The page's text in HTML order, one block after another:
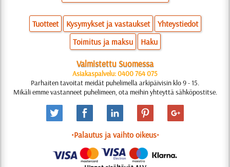
Tuotteet Kysymykset ja vastaukset
Yhteystiedot
Toimitus ja maksu
Haku
Valmistettu Suomessa
Asiakaspalvelu: 0400 764 075
Parhaiten tavoitat meidät puhelimella arkipäivisin klo 9 - 15.
Mikäli emme vastanneet puhelimeen, ota meihin yhteyttä sähköpostitse.
•Palautus ja vaihto oikeus•